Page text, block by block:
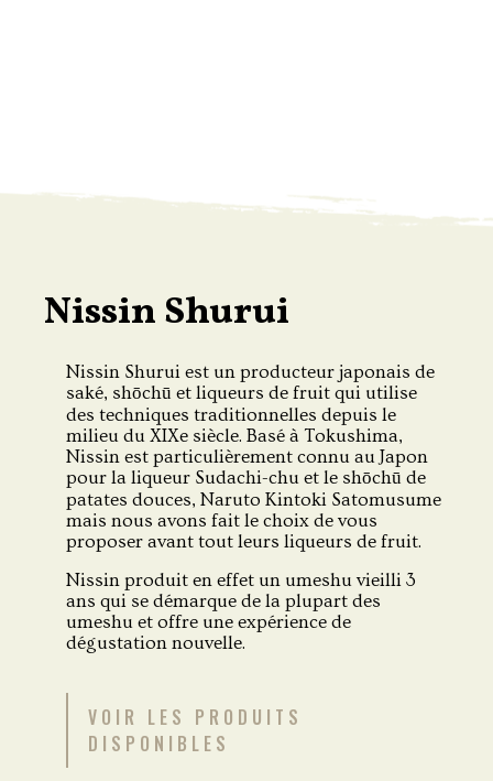
Nissin Shurui
Nissin Shurui est un producteur japonais de
saké, shōchū et liqueurs de fruit qui utilise
des techniques traditionnelles depuis le
milieu du XIXe siècle. Basé à Tokushima,
Nissin est particulièrement connu au Japon
pour la liqueur Sudachi-chu et le shōchū de
patates douces, Naruto Kintoki Satomusume
mais nous avons fait le choix de vous
proposer avant tout leurs liqueurs de fruit.
Nissin produit en effet un umeshu vieilli 3
ans qui se démarque de la plupart des
umeshu et offre une expérience de
dégustation nouvelle.
VOIR LES PRODUITS
DISPONIBLES